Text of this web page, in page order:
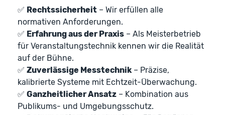
✅ Rechtssicherheit – Wir erfüllen alle
normativen Anforderungen.
✅ Erfahrung aus der Praxis – Als Meisterbetrieb
für Veranstaltungstechnik kennen wir die Realität
auf der Bühne.
✅Zuverlässige Messtechnik– Präzise,
kalibrierte Systeme mit Echtzeit-Überwachung.
✅Ganzheitlicher Ansatz – Kombination aus
Publikums- und Umgebungsschutz.